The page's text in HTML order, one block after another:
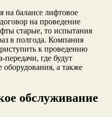
на балансе лифтовое
на проведение
старые, то испытания
в полгода. Компания
к проведению
где будут
оборудования, а также
обслуживание